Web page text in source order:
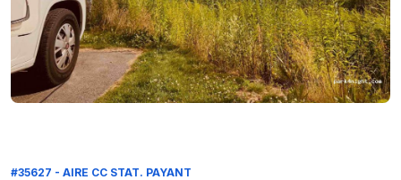
#35627 - AIRE CC STAT. PAYANT